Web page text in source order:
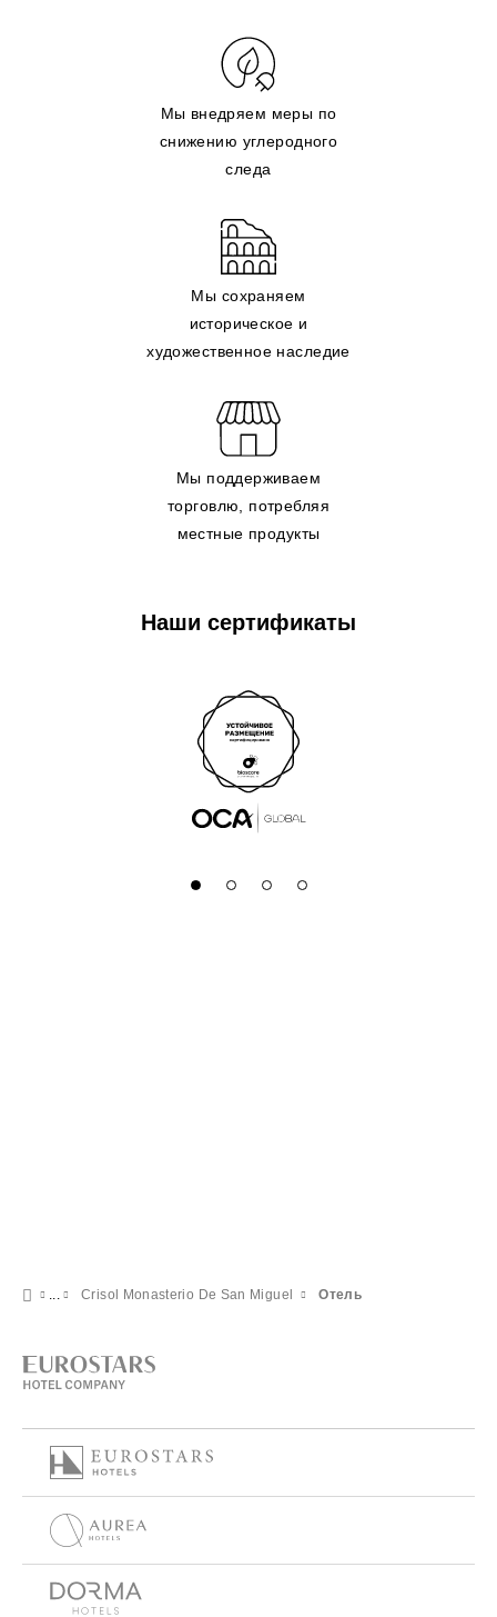
Мы внедряем меры по
снижению углеродного
следа
Мы сохраняем
историческое и
художественное наследие
Мы поддерживаем
торговлю, потребляя
местные продукты
Наши сертификаты
Crisol Monasterio De San Miguel Отель